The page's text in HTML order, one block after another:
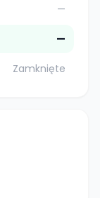
—
—
Zamknięte